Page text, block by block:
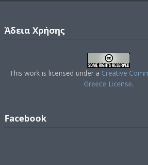
Άδεια Χρήσης
This work is licensed under a Creative
Greece License.
Facebook